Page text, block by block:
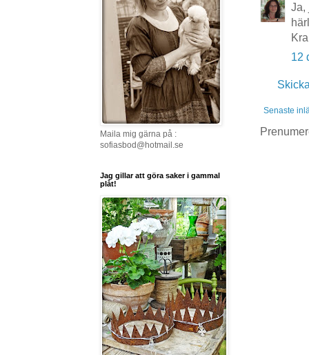
Ja,
12
Senaste
Maila mig gärna på :
sofiasbod@hotmail.se
Jag gillar att göra saker i gammal
plåt!